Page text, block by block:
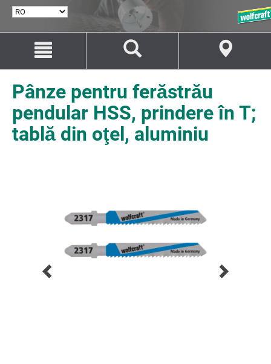
SELECTARE
conținut
navigare
Pânze pentru ferăstrău
pendular HSS, prindere în T;
tablă din oţel, aluminiu